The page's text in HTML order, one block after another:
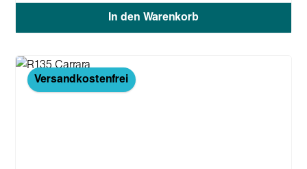
In den Warenkorb
Versandkostenfrei